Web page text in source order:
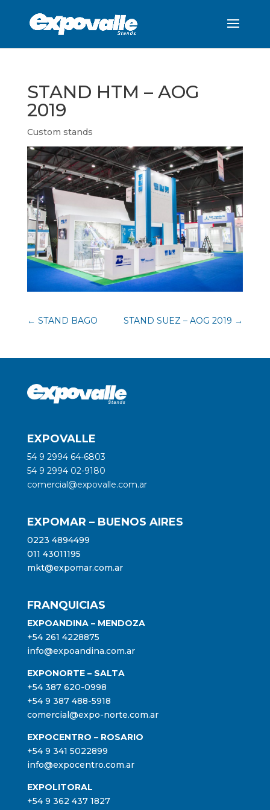
STAND HTM – AOG
2019
Custom stands
← STAND BAGO STAND SUEZ – AOG 2019 →
EXPOVALLE
54 9 2994 64-6803
54 9 2994 02-9180
comercial@expovalle.com.ar
EXPOMAR – BUENOS AIRES
0223 4894499
011 43011195
mkt@expomar.com.ar
FRANQUICIAS
EXPOANDINA – MENDOZA
+54 261 4228875
info@expoandina.com.ar
EXPONORTE – SALTA
+54 387 620-0998
+54 9 387 488-5918
comercial@expo-norte.com.ar
EXPOCENTRO – ROSARIO
+54 9 341 5022899
info@expocentro.com.ar
EXPOLITORAL
+54 9 362 437 1827